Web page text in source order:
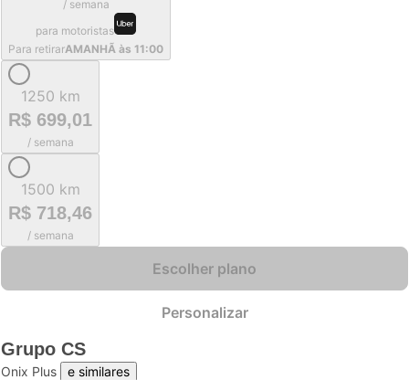
/ semana
para motoristas
Para retirarAMANHÃ às 11:00
1250 km
R$ 699,01
/ semana
1500 km
R$ 718,46
/ semana
Escolher plano
Personalizar
Grupo CS
Onix Plus e similares